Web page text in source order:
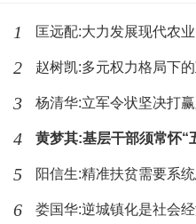
1 匡远配:大力发展现代农
2 赵树凯:多元权力格局下
3 杨清华:立军令状坚决打
4 黄梦其:基层干部须常怀“
5 阳信生:精准扶贫需要系
6 娄国华:逆城镇化是社会